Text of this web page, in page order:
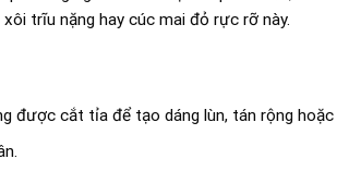
trĩu nặng hay cúc mai đỏ rực rỡ này.
được cắt tỉa để tạo dáng lùn, tán rộng hoặc